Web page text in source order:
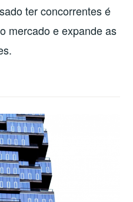
ter concorrentes é
mercado e expande as